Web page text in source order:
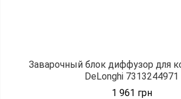
Заварочный блок диффузор для
DeLonghi 7313244971
1 961 грн